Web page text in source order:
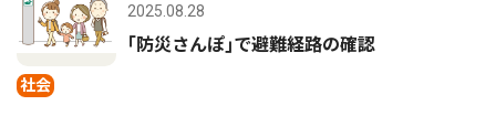
社会
2025.08.28
｢防災さんぽ｣で避難経路の確認